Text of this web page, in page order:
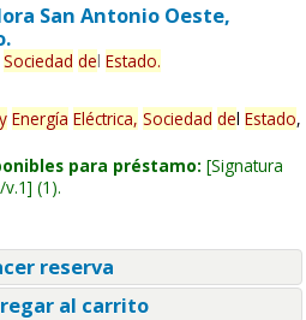
San Antonio Oeste,
Sociedad del Estado.
y Energía Eléctrica, Sociedad del Estado,
para préstamo: Signatura
v.1 (1).
reserva
al carrito